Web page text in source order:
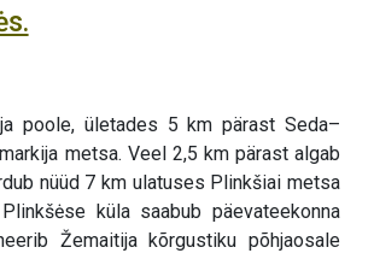
poole, ületades 5 km pärast Seda–
metsa. Veel 2,5 km pärast algab
nüüd 7 km ulatuses Plinkšiai metsa
küla saabub päevateekonna
Žemaitija kõrgustiku põhjaosale